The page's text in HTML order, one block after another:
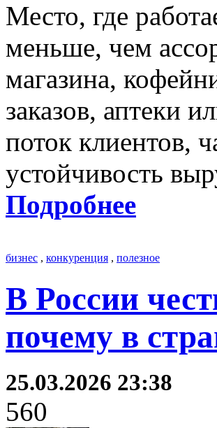
Место, где
меньше, чем
магазина,
заказов, аптеки
поток клиентов,
устойчивость
Подробнее
бизнес , конкуренция , полезное
В России
почему в
25.03.2026 23:38
560